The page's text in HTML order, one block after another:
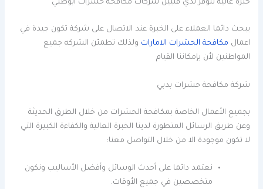
خبرة عالية تتوفر لدي فنيين شركات مكافحة حشرات ابوظبي
يبحث دائما العملاء على الخبرة عند الاتصال على شركة تكون جيدة في
اعمال مكافحة الحشرات الامارات ولذلك تطمئن الشركه جميع
المواطنين لأن بإمكاننا القيام
شركة مكافحة حشرات بدبي
بجميع الأعمال الخاصة بمكافحة الحشرات من خلال الطرق الحديثة
وعن طريق الرسائل المتطورة لدينا الخبرة العالية والكفاءة الكبيرة التي
لا تكون موجودة الا من خلال التواصل معنا:
نعتمد دائما على أحدث الوسائل وأفضل الأساليب ونكون
متخصصين في جميع الأوقات.